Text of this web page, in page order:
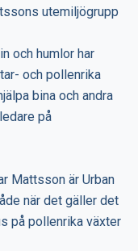
utemiljögrupp
och humlor har
och pollenrika
bina och andra
på
Mattsson är Urban
när det gäller det
på pollenrika växter